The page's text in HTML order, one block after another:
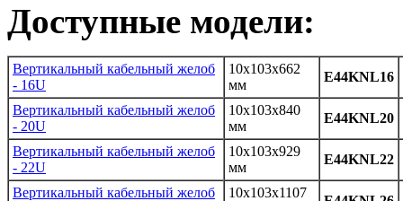
Доступные модели:
Вертикальный кабельный желоб
- 16U
10x103x662
мм
E44KNL16
Вертикальный кабельный желоб
- 20U
10x103x840
мм
E44KNL20
Вертикальный кабельный желоб
- 22U
10x103x929
мм
E44KNL22
Вертикальный кабельный желоб
10x103x1107